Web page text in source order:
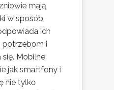
mają
w sposób,
ich
potrzebom i
Mobilne
jak smartfony i
nie tylko